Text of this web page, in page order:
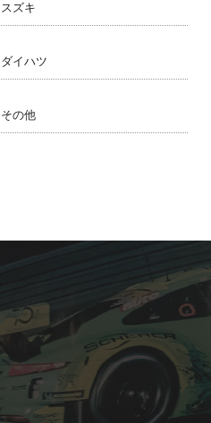
スズキ
ダイハツ
その他